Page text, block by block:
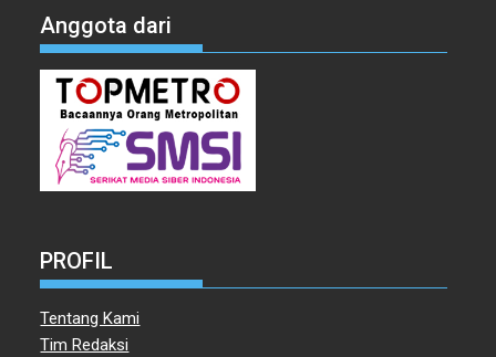
Anggota dari
PROFIL
Tentang Kami
Tim Redaksi